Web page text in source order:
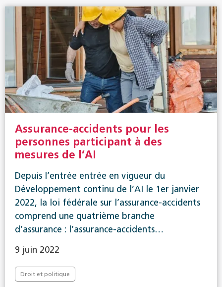
Assurance-accidents pour les
personnes participant à des
mesures de l’AI
Depuis l’entrée entrée en vigueur du
Développement continu de l’AI le 1er janvier
2022, la loi fédérale sur l’assurance-accidents
comprend une quatrième branche
d’assurance : l’assurance-accidents…
9 juin 2022
Droit et politique